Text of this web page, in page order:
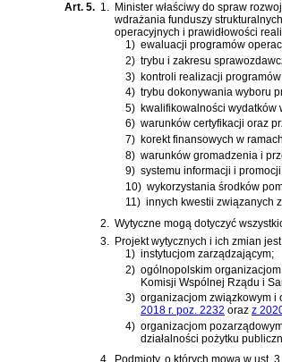
Art. 5. 1. Minister właściwy do spraw
wdrażania funduszy
operacyjnych i prawidłowości
1) ewaluacji programów
2) trybu i zakresu
3) kontroli realizacji
4) trybu dokonywania wyboru
5) kwalifikowalności wydatków
6) warunków certyfikacji oraz
7) korekt finansowych w
8) warunków gromadzenia i
9) systemu informacji i
10) wykorzystania środków
11) innych kwestii związanych
2. Wytyczne mogą dotyczyć
3. Projekt wytycznych i ich zmian
1) instytucjom zarządzającym;
2) ogólnopolskim
Komisji Wspólnej Rządu i
3) organizacjom związkowym i
2018 r. poz. 2232 oraz z
4) organizacjom
działalności pożytku